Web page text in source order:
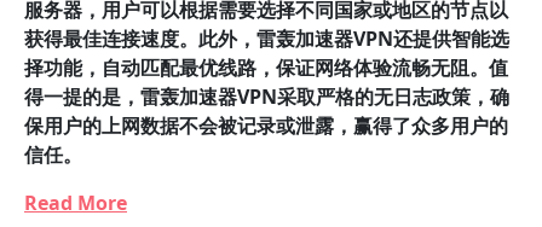
服务器，用户可以根据需要选择不同国家或地区的节点以
获得最佳连接速度。此外，雷轰加速器VPN还提供智能选
择功能，自动匹配最优线路，保证网络体验流畅无阻。值
得一提的是，雷轰加速器VPN采取严格的无日志政策，确
保用户的上网数据不会被记录或泄露，赢得了众多用户的
信任。
Read More